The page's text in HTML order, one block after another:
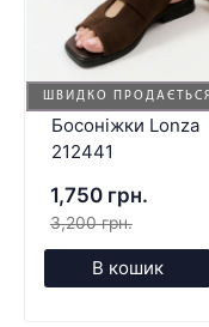
ШВИДКО ПРОДАЄТЬСЯ
Босоніжки Lonza
212441
1,750 грн.
3,200 грн.
В кошик